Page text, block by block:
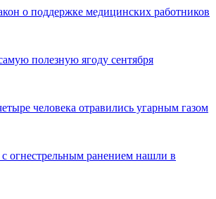
о поддержке медицинских работников
полезную ягоду сентября
человека отравились угарным газом
огнестрельным ранением нашли в